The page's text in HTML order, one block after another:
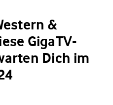
&
GigaTV-
Dich im